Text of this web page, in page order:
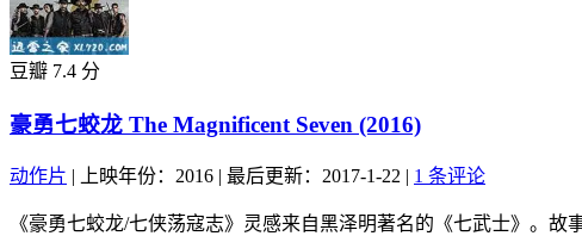
豆瓣 7.4 分
豪勇七蛟龙 The Magnificent Seven (2016)
动作片 | 上映年份：2016 | 最后更新：2017-1-22 | 1 条评论
《豪勇七蛟龙/七侠荡寇志》灵感来自黑泽明著名的《七武士》。